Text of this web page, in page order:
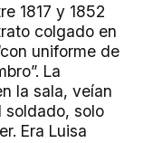
1817 y 1852
colgado en
uniforme de
La
la sala, veían
soldado, solo
Era Luisa